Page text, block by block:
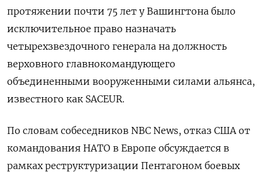
протяжении почти 75 лет у Вашингтона было
исключительное право назначать
четырехзвездочного генерала на должность
верховного главнокомандующего
объединенными вооруженными силами альянса,
известного как SACEUR.
По словам собеседников NBC News, отказ США от
командования НАТО в Европе обсуждается в
рамках реструктуризации Пентагоном боевых